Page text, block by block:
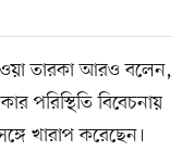
তারকা আরও বলেন,
পরিস্থিতি বিবেচনায়
খারাপ করেছেন।